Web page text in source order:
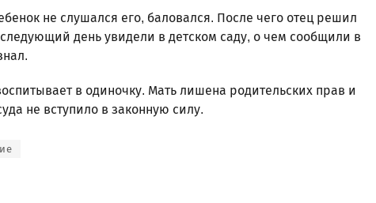
не слушался его, баловался. После чего отец решил
день увидели в детском саду, о чем сообщили в
в одиночку. Мать лишена родительских прав и
не вступило в законную силу.